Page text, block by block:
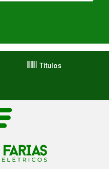
Títulos